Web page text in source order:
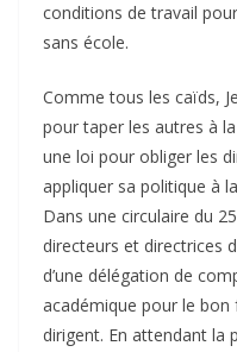
conditions de travail
sans école.
Comme tous les caïds,
pour taper les autres à
une loi pour obliger les
appliquer sa politique à
Dans une circulaire du
directeurs et directrices
d’une délégation de
académique pour le bon
dirigent. En attendant la